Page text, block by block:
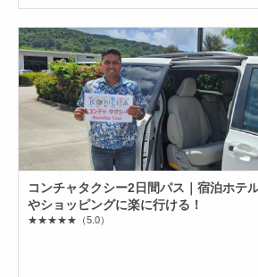
コンチャタクシー2日間パス｜宿泊ホテ
やショッピングに楽に行ける！
★★★★★ （5.0）